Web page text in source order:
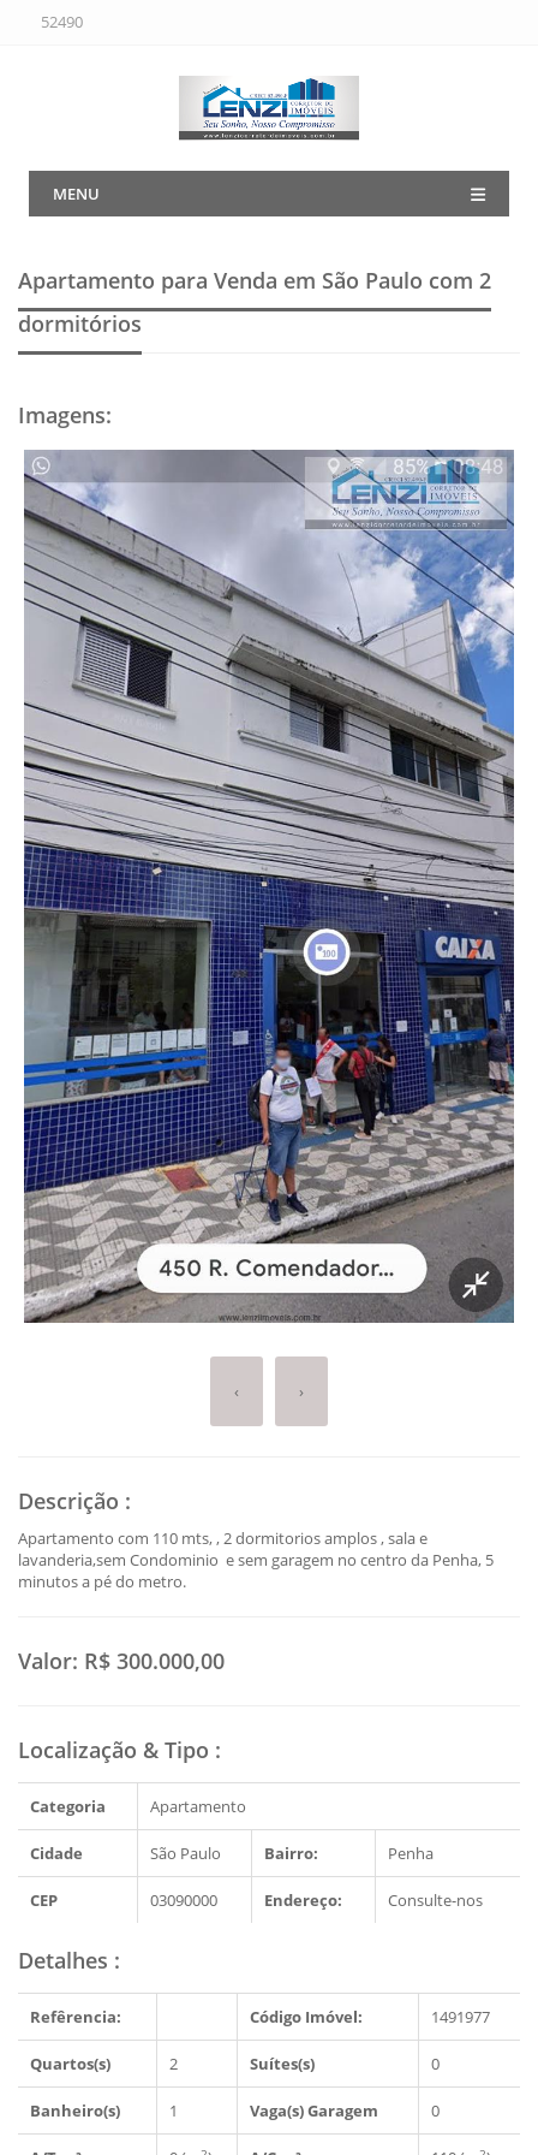
52490
MENU
Apartamento para Venda em São Paulo com 2
dormitórios
Imagens:
‹ ›
Descrição :
Apartamento com 110 mts, , 2 dormitorios amplos , sala e
lavanderia,sem Condominio e sem garagem no centro da Penha, 5
minutos a pé do metro.
Valor: R$ 300.000,00
Localização & Tipo :
Categoria Apartamento
Cidade São Paulo Bairro: Penha
CEP 03090000 Endereço: Consulte-nos
Detalhes :
Refêrencia: Código Imóvel: 1491977
Quartos(s) 2 Suítes(s) 0
Banheiro(s) 1 Vaga(s) Garagem 0